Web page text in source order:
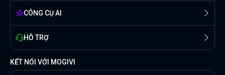
CÔNG CỤ AI
HỖ TRỢ
KẾT NỐI VỚI MOGIVI